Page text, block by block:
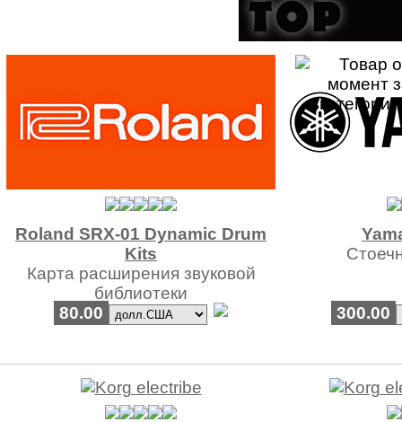
Roland SRX-01 Dynamic Drum
Kits
Карта расширения звуковой
библиотеки
80.00
300.00